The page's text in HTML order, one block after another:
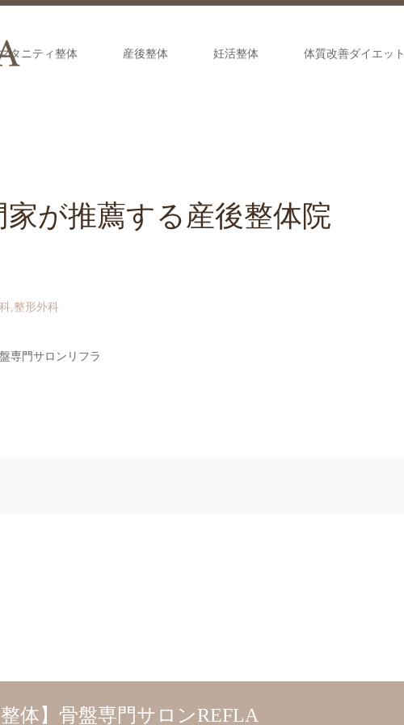
タニティ整体 産後整体 妊活整体 体質改善ダイエット
家が推薦する産後整体院
専門サロンリフラ